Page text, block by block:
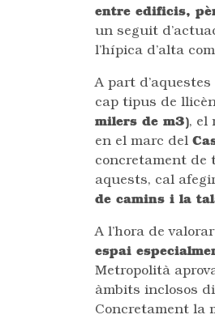
entre edificis,
un seguit
l’hípica d’alta
A part
cap tipus de
milers de m3), el
en el marc del
concretament de
aquests, cal
de camins i la
A l’hora de
espai
Metropolità
àmbits inclosos
Concretament la